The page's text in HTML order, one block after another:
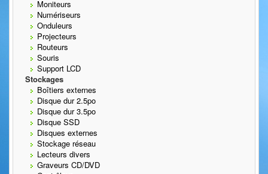
Moniteurs
Numériseurs
Onduleurs
Projecteurs
Routeurs
Souris
Support LCD
Stockages
Boîtiers externes
Disque dur 2.5po
Disque dur 3.5po
Disque SSD
Disques externes
Stockage réseau
Lecteurs divers
Graveurs CD/DVD